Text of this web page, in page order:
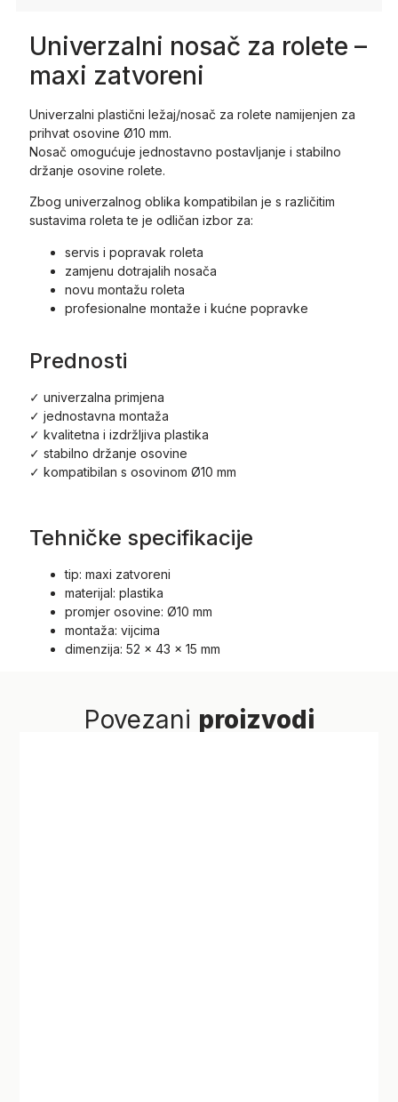
Univerzalni nosač za rolete –
maxi zatvoreni
Univerzalni plastični ležaj/nosač za rolete namijenjen za
prihvat osovine Ø10 mm.
Nosač omogućuje jednostavno postavljanje i stabilno
držanje osovine rolete.
Zbog univerzalnog oblika kompatibilan je s različitim
sustavima roleta te je odličan izbor za:
servis i popravak roleta
zamjenu dotrajalih nosača
novu montažu roleta
profesionalne montaže i kućne popravke
Prednosti
✓ univerzalna primjena
✓ jednostavna montaža
✓ kvalitetna i izdržljiva plastika
✓ stabilno držanje osovine
✓ kompatibilan s osovinom Ø10 mm
Tehničke specifikacije
tip: maxi zatvoreni
materijal: plastika
promjer osovine: Ø10 mm
montaža: vijcima
dimenzija: 52 x 43 x 15 mm
Povezani proizvodi